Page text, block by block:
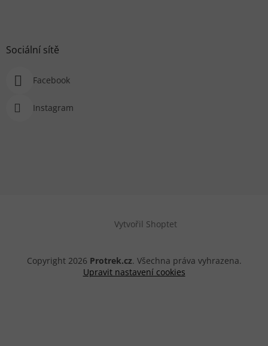
Sociální sítě
Facebook
Instagram
Vytvořil Shoptet
Copyright 2026 Protrek.cz. Všechna práva vyhrazena.
Upravit nastavení cookies